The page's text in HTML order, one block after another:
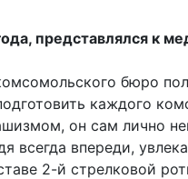
представлялся к
бюро
каждого
он сам лично
всегда впереди,
2-й стрелковой